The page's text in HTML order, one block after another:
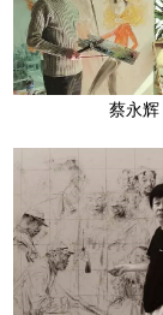
蔡永辉